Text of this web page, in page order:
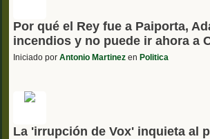
Por qué el Rey fue a Paiporta,
incendios y no puede ir ahora a
Iniciado por Antonio Martinez en Politica
La 'irrupción de Vox' inquieta al